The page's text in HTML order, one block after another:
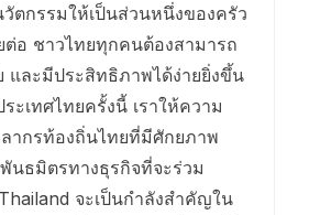
ตกรรมให้เป็นส่วนหนึ่งของครัว
ต่อ ชาวไทยทุกคนต้องสามารถ
และมีประสิทธิภาพได้ง่ายยิ่งขึ้น
ะเทศไทยครั้งนี้ เราให้ความ
กรท้องถิ่นไทยที่มีศักยภาพ
นธมิตรทางธุรกิจที่จะร่วม
จะเป็นกำลังสำคัญใน